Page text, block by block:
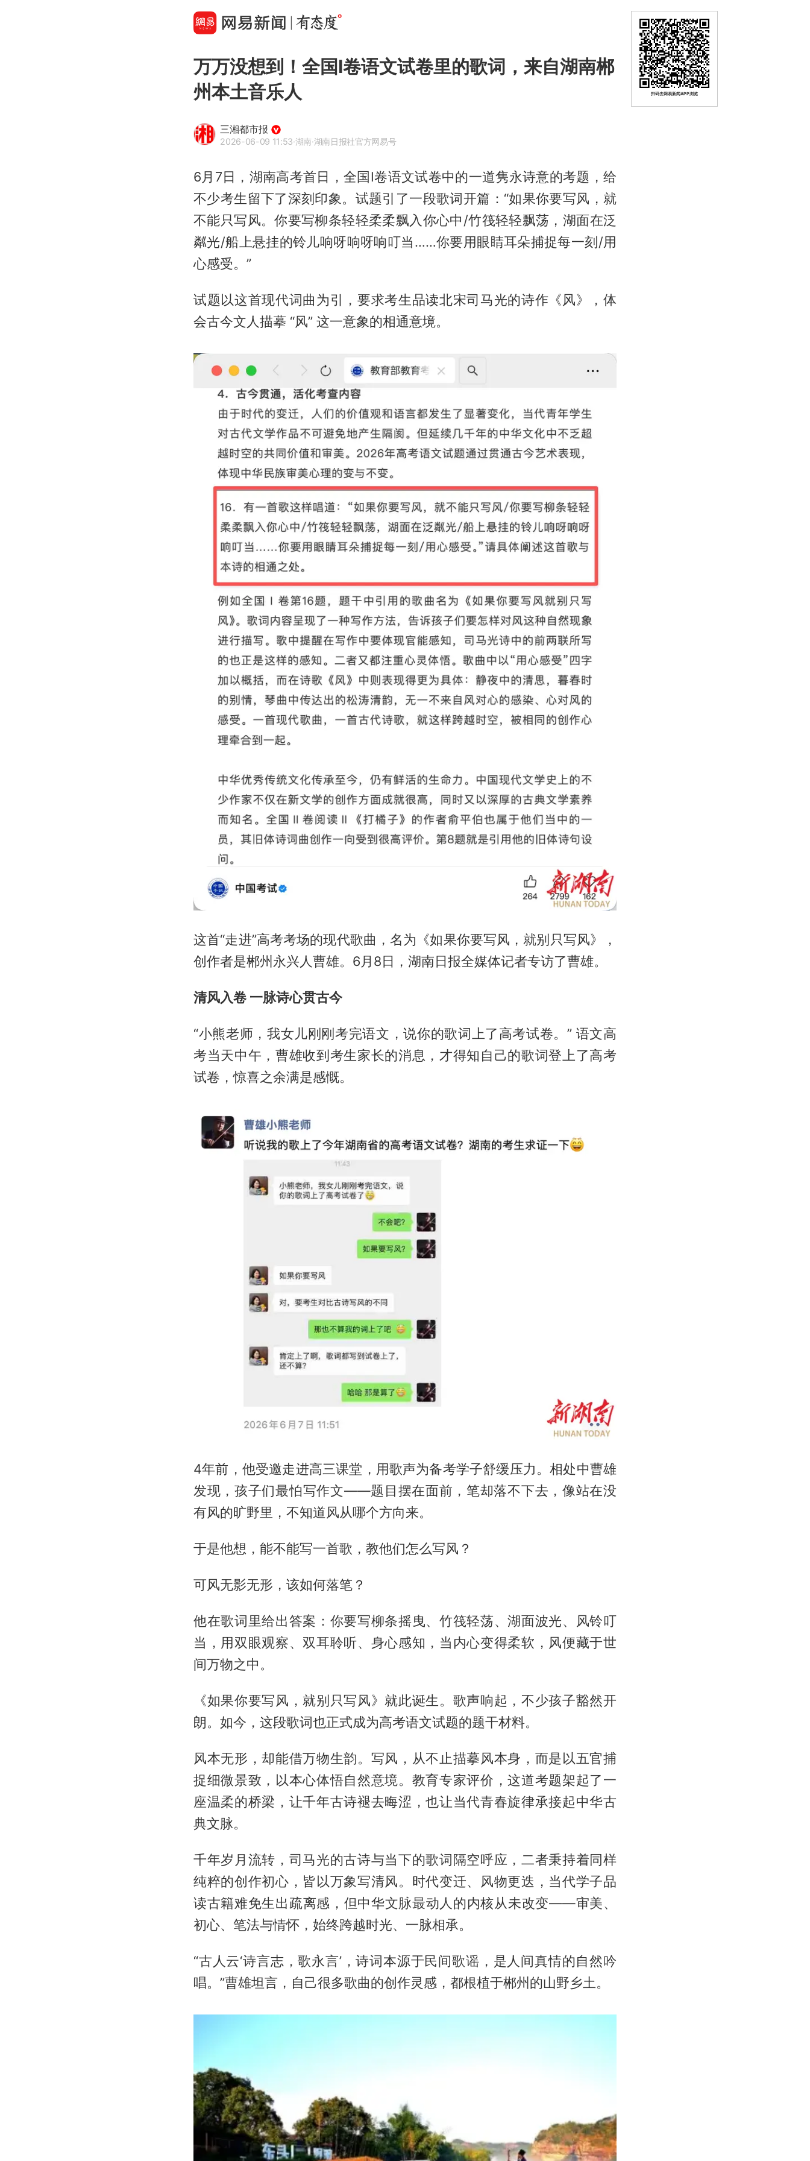
万万没想到！全国Ⅰ卷语文试卷里的歌词，来自湖南郴
州本土音乐人
三湘都市报
2026-06-09 11:53·湖南·湖南日报社官方网易号
6月7日，湖南高考首日，全国Ⅰ卷语文试卷中的一道隽永诗意的考题，给
不少考生留下了深刻印象。试题引了一段歌词开篇：“如果你要写风，就
不能只写风。你要写柳条轻轻柔柔飘入你心中/竹筏轻轻飘荡，湖面在泛
粼光/船上悬挂的铃儿响呀响呀响叮当……你要用眼睛耳朵捕捉每一刻/用
心感受。”
试题以这首现代词曲为引，要求考生品读北宋司马光的诗作《风》，体
会古今文人描摹 “风” 这一意象的相通意境。
这首“走进”高考考场的现代歌曲，名为《如果你要写风，就别只写风》，
创作者是郴州永兴人曹雄。6月8日，湖南日报全媒体记者专访了曹雄。
清风入卷 一脉诗心贯古今
“小熊老师，我女儿刚刚考完语文，说你的歌词上了高考试卷。” 语文高
考当天中午，曹雄收到考生家长的消息，才得知自己的歌词登上了高考
试卷，惊喜之余满是感慨。
4年前，他受邀走进高三课堂，用歌声为备考学子舒缓压力。相处中曹雄
发现，孩子们最怕写作文——题目摆在面前，笔却落不下去，像站在没
有风的旷野里，不知道风从哪个方向来。
于是他想，能不能写一首歌，教他们怎么写风？
可风无影无形，该如何落笔？
他在歌词里给出答案：你要写柳条摇曳、竹筏轻荡、湖面波光、风铃叮
当，用双眼观察、双耳聆听、身心感知，当内心变得柔软，风便藏于世
间万物之中。
《如果你要写风，就别只写风》就此诞生。歌声响起，不少孩子豁然开
朗。如今，这段歌词也正式成为高考语文试题的题干材料。
风本无形，却能借万物生韵。写风，从不止描摹风本身，而是以五官捕
捉细微景致，以本心体悟自然意境。教育专家评价，这道考题架起了一
座温柔的桥梁，让千年古诗褪去晦涩，也让当代青春旋律承接起中华古
典文脉。
千年岁月流转，司马光的古诗与当下的歌词隔空呼应，二者秉持着同样
纯粹的创作初心，皆以万象写清风。时代变迁、风物更迭，当代学子品
读古籍难免生出疏离感，但中华文脉最动人的内核从未改变——审美、
初心、笔法与情怀，始终跨越时光、一脉相承。
“古人云‘诗言志，歌永言’，诗词本源于民间歌谣，是人间真情的自然吟
唱。”曹雄坦言，自己很多歌曲的创作灵感，都根植于郴州的山野乡土。
扫码去网易新闻APP浏览